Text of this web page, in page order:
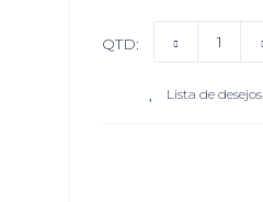
QTD:
Lista de desejos